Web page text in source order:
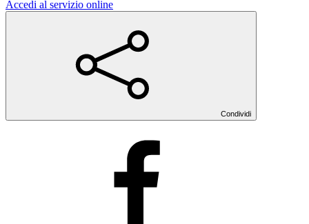
Accedi al servizio online
Condividi